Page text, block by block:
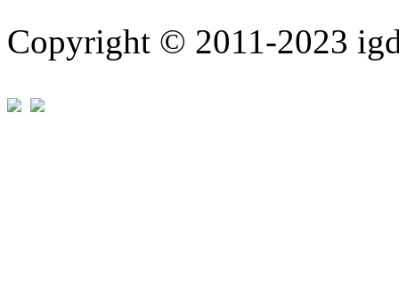
Copyright © 2011-2023